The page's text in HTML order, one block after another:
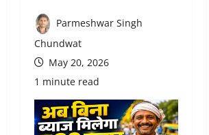
Parmeshwar Singh
Chundwat
May 20, 2026
1 minute read